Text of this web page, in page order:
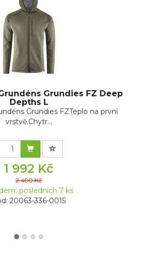
Grundies FZ Deep
Depths L
Grundies FZTeplo na první
vrstvě.Chytr...
1 992 Kč
2 490 Kč
posledních 7 ks
20063-336-0015